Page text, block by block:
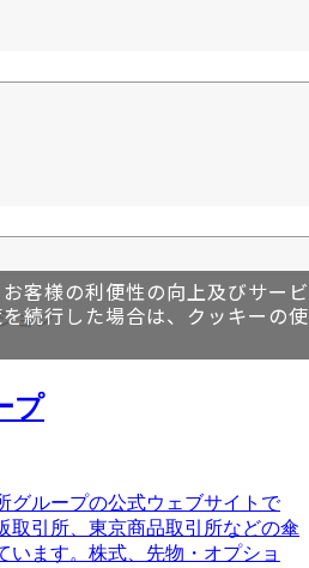
プ
グループの公式ウェブサイトで
取引所、東京商品取引所などの傘
います。株式、先物・オプショ